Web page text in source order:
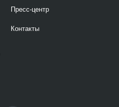
Пресс-центр
Контакты